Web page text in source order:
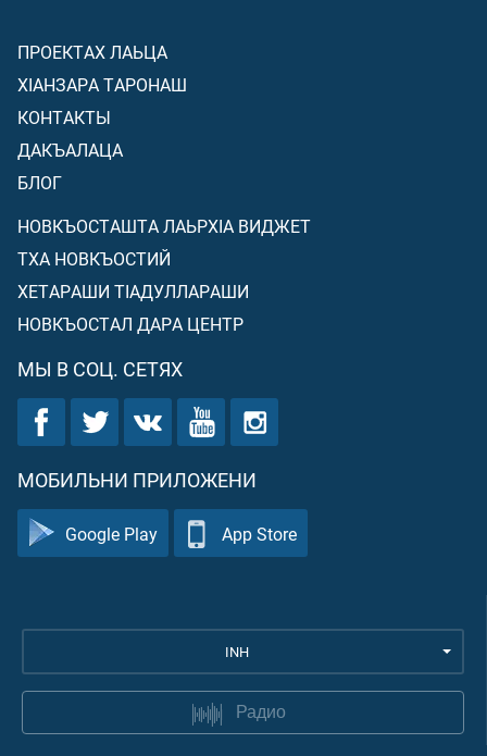
ПРОЕКТАХ ЛАЬЦА
ХIАНЗАРА ТАРОНАШ
КОНТАКТЫ
ДАКЪАЛАЦА
БЛОГ
НОВКЪОСТАШТА ЛАЬРХIА ВИДЖЕТ
ТХА НОВКЪОСТИЙ
ХЕТАРАШИ ТIАДУЛЛАРАШИ
НОВКЪОСТАЛ ДАРА ЦЕНТР
МЫ В СОЦ. СЕТЯХ
МОБИЛЬНИ ПРИЛОЖЕНИ
Google Play App Store
INH
Радио